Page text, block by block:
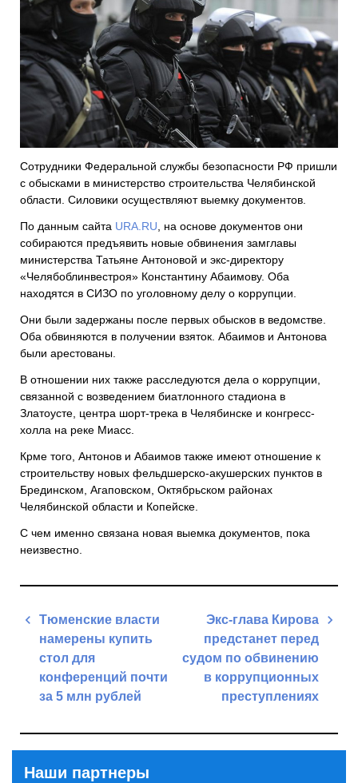
Сотрудники Федеральной службы безопасности РФ пришли
с обысками в министерство строительства Челябинской
области. Силовики осуществляют выемку документов.
По данным сайта URA.RU, на основе документов они
собираются предъявить новые обвинения замглавы
министерства Татьяне Антоновой и экс-директору
«Челябоблинвестроя» Константину Абаимову. Оба
находятся в СИЗО по уголовному делу о коррупции.
Они были задержаны после первых обысков в ведомстве.
Оба обвиняются в получении взяток. Абаимов и Антонова
были арестованы.
В отношении них также расследуются дела о коррупции,
связанной с возведением биатлонного стадиона в
Златоусте, центра шорт-трека в Челябинске и конгресс-
холла на реке Миасс.
Крме того, Антонов и Абаимов также имеют отношение к
строительству новых фельдшерско-акушерских пунктов в
Брединском, Агаповском, Октябрьском районах
Челябинской области и Копейске.
С чем именно связана новая выемка документов, пока
неизвестно.
Навигация
записям
Тюменские власти
намерены купить
стол для
конференций почти
за 5 млн рублей
Экс-глава Кирова
предстанет перед
судом по обвинению
в коррупционных
преступлениях
Наши партнеры